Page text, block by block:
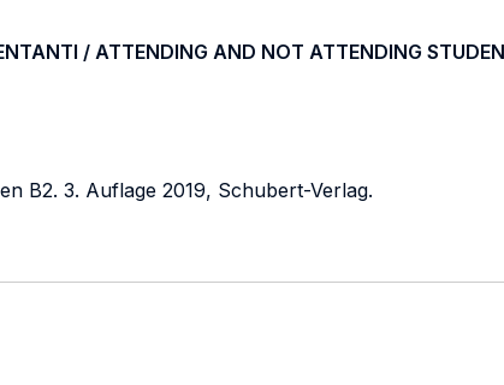
/ ATTENDING AND NOT ATTENDING
B2. 3. Auflage 2019, Schubert-Verlag.